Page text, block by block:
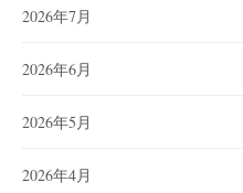
2026年7月
2026年6月
2026年5月
2026年4月